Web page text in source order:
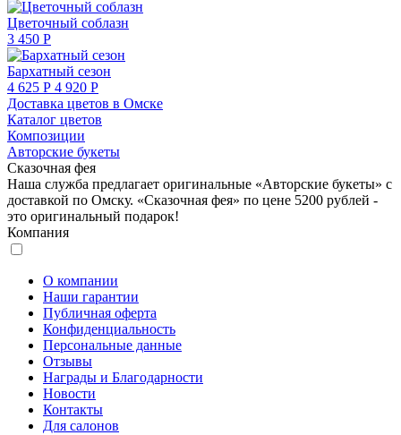
Цветочный соблазн
3 450 Р
Бархатный сезон
4 625 Р 4 920 Р
Доставка цветов в Омске
Каталог цветов
Композиции
Авторские букеты
Сказочная фея
Наша служба предлагает оригинальные «Авторские букеты» с
доставкой по Омску. «Сказочная фея» по цене 5200 рублей -
это оригинальный подарок!
Компания
О компании
Наши гарантии
Публичная оферта
Конфиденциальность
Персональные данные
Отзывы
Награды и Благодарности
Новости
Контакты
Для салонов